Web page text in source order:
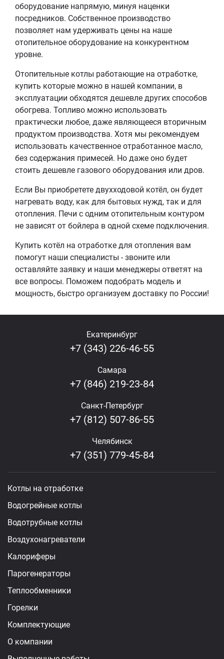
оборудование напрямую, минуя наценки
посредников. Собственное производство
позволяет нам удерживать цены на наше
отопительное оборудование на конкурентном
уровне.
Отопительные котлы работающие на отработке,
купить которые можно в нашей компании, в
эксплуатации обходятся дешевле других способов
обогрева. Топливо можно использовать
практически любое, даже являющееся вторичным
продуктом производства. Хотя мы рекомендуем
использовать качественное отработанное масло,
без содержания примесей. Но даже оно будет
стоить дешевле газового оборудования или дров.
Если Вы приобретете двухходовой котёл, он будет
нагревать воду, как для бытовых нужд, так и для
отопления. Печи с одним отопительным контуром
не зависят от бойлера в одной схеме подключения.
Купить котёл на отработке для отопления вам
помогут наши специалисты - звоните или
оставляйте заявку и наши менеджеры ответят на
все вопросы. Поможем подобрать модель и
мощность, быстро организуем доставку по России!
Екатеринбург
+7 (343) 226-46-55
Самара
+7 (846) 219-23-84
Санкт-Петербург
+7 (812) 507-86-55
Челябинск
+7 (351) 779-45-84
Котлы на отработке
Водогрейные котлы
Водотрубные котлы
Воздухонагреватели
Калориферы
Парогенераторы
Теплообменники
Горелки
Комплектующие
О компании